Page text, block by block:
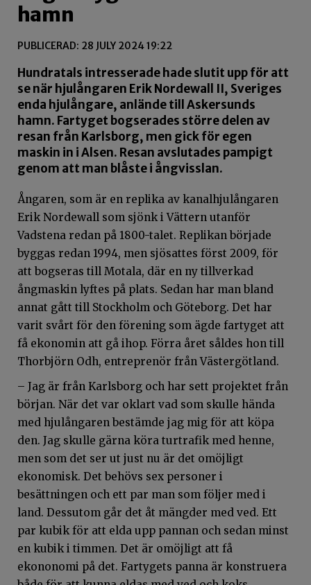
hamn
PUBLICERAD: 28 JULY 2024 19:22
Hundratals intresserade hade slutit upp för att
se när hjulångaren Erik Nordewall II, Sveriges
enda hjulångare, anlände till Askersunds
hamn. Fartyget bogserades större delen av
resan från Karlsborg, men gick för egen
maskin in i Alsen. Resan avslutades pampigt
genom att man blåste i ångvisslan.
Ångaren, som är en replika av kanalhjulångaren
Erik Nordewall som sjönk i Vättern utanför
Vadstena redan på 1800-talet. Replikan började
byggas redan 1994, men sjösattes först 2009, för
att bogseras till Motala, där en ny tillverkad
ångmaskin lyftes på plats. Sedan har man bland
annat gått till Stockholm och Göteborg. Det har
varit svårt för den förening som ägde fartyget att
få ekonomin att gå ihop. Förra året såldes hon till
Thorbjörn Odh, entreprenör från Västergötland.
– Jag är från Karlsborg och har sett projektet från
början. När det var oklart vad som skulle hända
med hjulångaren bestämde jag mig för att köpa
den. Jag skulle gärna köra turtrafik med henne,
men som det ser ut just nu är det omöjligt
ekonomisk. Det behövs sex personer i
besättningen och ett par man som följer med i
land. Dessutom går det åt mängder med ved. Ett
par kubik för att elda upp pannan och sedan minst
en kubik i timmen. Det är omöjligt att få
ekononomi på det. Fartygets panna är konstruera